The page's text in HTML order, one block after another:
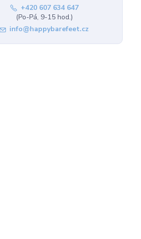
+420 607 634 647
(Po-Pá, 9-15 hod.)
info@happybarefeet.cz